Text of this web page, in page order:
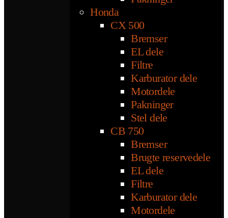
Honda
CX 500
Bremser
EL dele
Filtre
Karburator dele
Motordele
Pakninger
Stel dele
CB 750
Bremser
Brugte reservedele
EL dele
Filtre
Karburator dele
Motordele